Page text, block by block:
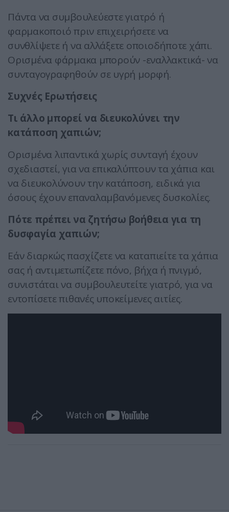
Πάντα να συμβουλεύεστε γιατρό ή
φαρμακοποιό πριν επιχειρήσετε να
συνθλίψετε ή να αλλάξετε οποιοδήποτε χάπι.
Ορισμένα φάρμακα μπορούν -εναλλακτικά- να
συνταγογραφηθούν σε υγρή μορφή.
Συχνές Ερωτήσεις
Τι άλλο μπορεί να διευκολύνει την
κατάποση χαπιών;
Ορισμένα λιπαντικά χωρίς συνταγή έχουν
σχεδιαστεί, για να επικαλύπτουν τα χάπια και
να διευκολύνουν την κατάποση, ειδικά για
όσους έχουν επαναλαμβανόμενες δυσκολίες.
Πότε πρέπει να ζητήσω βοήθεια για τη
δυσφαγία χαπιών;
Εάν διαρκώς πασχίζετε να καταπιείτε τα χάπια
σας ή αντιμετωπίζετε πόνο, βήχα ή πνιγμό,
συνιστάται να συμβουλευτείτε γιατρό, για να
εντοπίσετε πιθανές υποκείμενες αιτίες.